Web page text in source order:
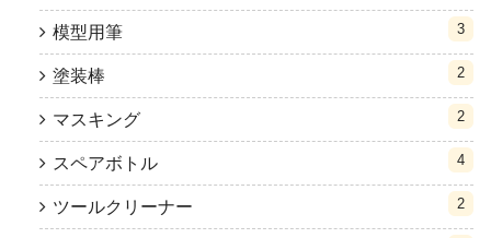
模型用筆 3
塗装棒 2
マスキング 2
スペアボトル 4
ツールクリーナー 2